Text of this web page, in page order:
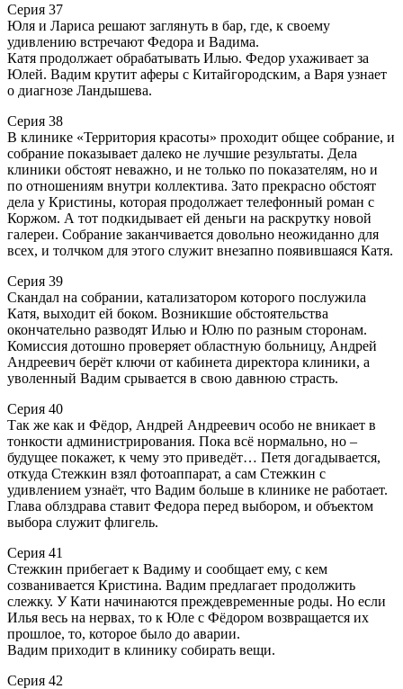
Серия 37
Юля и Лариса решают заглянуть в бар, где, к своему
удивлению встречают Федора и Вадима.
Катя продолжает обрабатывать Илью. Федор ухаживает за
Юлей. Вадим крутит аферы с Китайгородским, а Варя узнает
о диагнозе Ландышева.
Серия 38
В клинике «Территория красоты» проходит общее собрание, и
собрание показывает далеко не лучшие результаты. Дела
клиники обстоят неважно, и не только по показателям, но и
по отношениям внутри коллектива. Зато прекрасно обстоят
дела у Кристины, которая продолжает телефонный роман с
Коржом. А тот подкидывает ей деньги на раскрутку новой
галереи. Собрание заканчивается довольно неожиданно для
всех, и толчком для этого служит внезапно появившаяся Катя.
Серия 39
Скандал на собрании, катализатором которого послужила
Катя, выходит ей боком. Возникшие обстоятельства
окончательно разводят Илью и Юлю по разным сторонам.
Комиссия дотошно проверяет областную больницу, Андрей
Андреевич берёт ключи от кабинета директора клиники, а
уволенный Вадим срывается в свою давнюю страсть.
Серия 40
Так же как и Фёдор, Андрей Андреевич особо не вникает в
тонкости администрирования. Пока всё нормально, но –
будущее покажет, к чему это приведёт… Петя догадывается,
откуда Стежкин взял фотоаппарат, а сам Стежкин с
удивлением узнаёт, что Вадим больше в клинике не работает.
Глава облздрава ставит Федора перед выбором, и объектом
выбора служит флигель.
Серия 41
Стежкин прибегает к Вадиму и сообщает ему, с кем
созванивается Кристина. Вадим предлагает продолжить
слежку. У Кати начинаются преждевременные роды. Но если
Илья весь на нервах, то к Юле с Фёдором возвращается их
прошлое, то, которое было до аварии.
Вадим приходит в клинику собирать вещи.
Серия 42